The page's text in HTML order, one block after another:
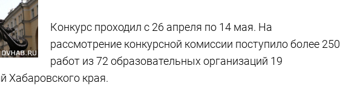
Конкурс проходил с 26 апреля по 14 мая. На
рассмотрение конкурсной комиссии поступило более 250
работ из 72 образовательных организаций 19
Хабаровского края.